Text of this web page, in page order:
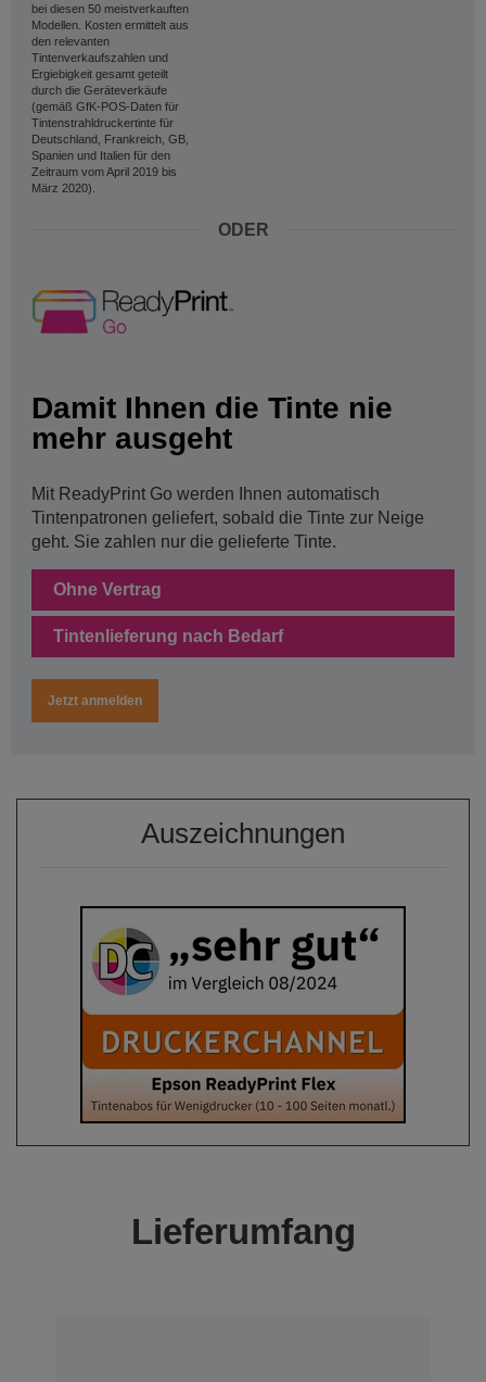
bei diesen 50 meistverkauften
Modellen. Kosten ermittelt aus
den relevanten
Tintenverkaufszahlen und
Ergiebigkeit gesamt geteilt
durch die Geräteverkäufe
(gemäß GfK-POS-Daten für
Tintenstrahldruckertinte für
Deutschland, Frankreich, GB,
Spanien und Italien für den
Zeitraum vom April 2019 bis
März 2020).
ODER
Damit Ihnen die Tinte nie
mehr ausgeht
Mit ReadyPrint Go werden Ihnen automatisch
Tintenpatronen geliefert, sobald die Tinte zur Neige
geht. Sie zahlen nur die gelieferte Tinte.
Ohne Vertrag
Tintenlieferung nach Bedarf
Jetzt anmelden
Auszeichnungen
Lieferumfang